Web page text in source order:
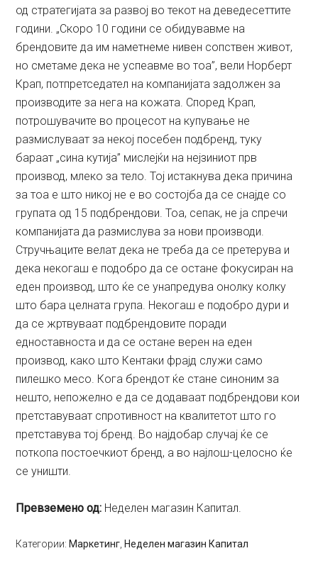
од стратегијата за развој во текот на деведесеттите
години. „Скоро 10 години се обидувавме на
брендовите да им наметнеме нивен сопствен живот,
но сметаме дека не успеавме во тоа”, вели Норберт
Крап, потпретседател на компанијата задолжен за
производите за нега на кожата. Според Крап,
потрошувачите во процесот на купување не
размислуваат за некој посебен подбренд, туку
бараат „сина кутија” мислејќи на нејзиниот прв
производ, млеко за тело. Тој истакнува дека причина
за тоа е што никој не е во состојба да се снајде со
групата од 15 подбрендови. Тоа, сепак, не ја спречи
компанијата да размислува за нови производи.
Стручњаците велат дека не треба да се претерува и
дека некогаш е подобро да се остане фокусиран на
еден производ, што ќе се унапредува онолку колку
што бара целната група. Некогаш е подобро дури и
да се жртвуваат подбрендовите поради
едноставноста и да се остане верен на еден
производ, како што Кентаки фрајд служи само
пилешко месо. Кога брендот ќе стане синоним за
нешто, непожелно е да се додаваат подбрендови кои
претставуваат спротивност на квалитетот што го
претставува тој бренд. Во најдобар случај ќе се
поткопа постоечкиот бренд, а во најлош-целосно ќе
се уништи.
Превземено од: Неделен магазин Капитал.
Категории: Маркетинг Неделен магазин Капитал